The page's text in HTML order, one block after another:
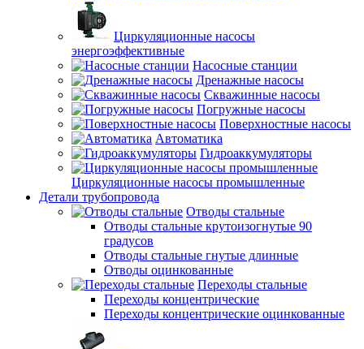
Циркуляционные насосы
энергоэффективные
Насосные станции
Дренажные насосы
Скважинные насосы
Погружные насосы
Поверхностные насосы
Автоматика
Гидроаккумуляторы
Циркуляционные насосы промышленные
Детали трубопровода
Отводы стальные
Отводы стальные крутоизогнутые 90
градусов
Отводы стальные гнутые длинные
Отводы оцинкованные
Переходы стальные
Переходы концентрические
Переходы концентрические оцинкованные